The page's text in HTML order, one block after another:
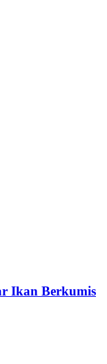
Ikan Berkumis